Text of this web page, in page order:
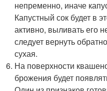
непременно, иначе
Капустный сок будет в
активно, выливать его
следует вернуть
сухая.
На поверхности
брожения будет